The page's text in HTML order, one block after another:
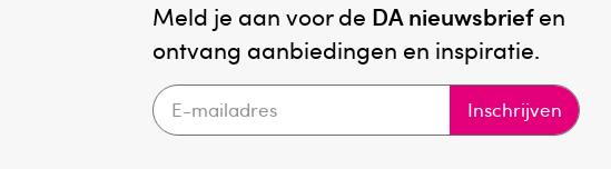
Meld je aan voor de DA nieuwsbriefen
ontvang aanbiedingen en inspiratie.
Inschrijven